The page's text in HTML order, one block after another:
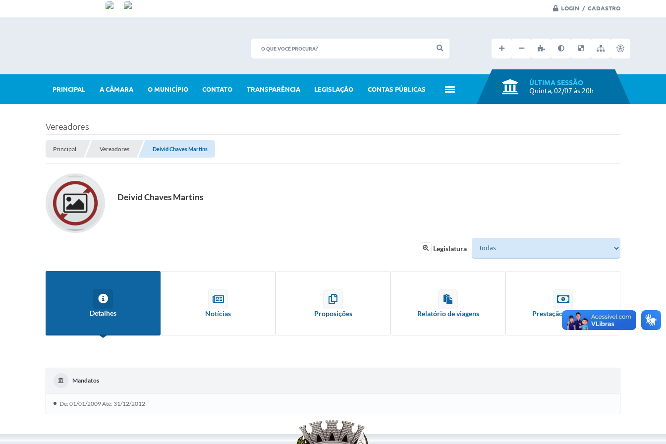
LOGIN / CADASTRO
PRINCIPAL A CÂMARA O MUNICÍPIO CONTATO TRANSPARÊNCIA LEGISLAÇÃO CONTAS PÚBLICAS
ÚLTIMA SESSÃO
Quinta, 02/07 às 20h
Vereadores
Principal Vereadores Deivid Chaves Martins
Deivid Chaves Martins
Legislatura
Detalhes Notícias Proposições Relatório de viagens Prestação de contas
Mandatos
De: 01/01/2009 Até: 31/12/2012